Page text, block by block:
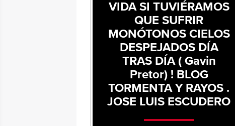
VIDA SI TUVIÉRAMOS
QUE SUFRIR
MONÓTONOS CIELOS
DESPEJADOS DÍA
TRAS DÍA ( Gavin
Pretor) ! BLOG
TORMENTA Y RAYOS .
JOSE LUIS ESCUDERO